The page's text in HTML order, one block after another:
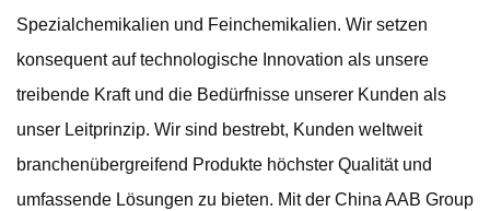
Spezialchemikalien und Feinchemikalien. Wir setzen
konsequent auf technologische Innovation als unsere
treibende Kraft und die Bedürfnisse unserer Kunden als
unser Leitprinzip. Wir sind bestrebt, Kunden weltweit
branchenübergreifend Produkte höchster Qualität und
umfassende Lösungen zu bieten. Mit der China AAB Group